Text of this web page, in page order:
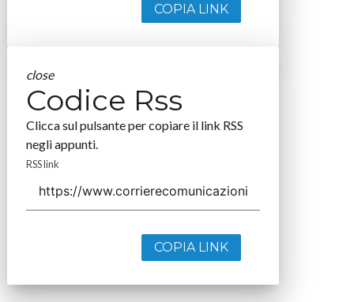
COPIA LINK
close
Codice Rss
Clicca sul pulsante per copiare il link RSS
negli appunti.
RSS link
COPIA LINK